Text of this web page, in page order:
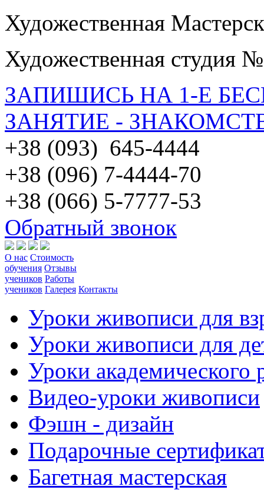
Художественная
Художественная студия
ЗАПИШИСЬ НА 1-Е
ЗАНЯТИЕ -
+38 (093) 645-4444
+38 (096) 7-4444-70
+38 (066) 5-7777-53
Обратный звонок
О нас Стоимость
обучения Отзывы
учеников Работы
учеников Галерея Контакты
Уроки живописи для
Уроки живописи для
Уроки академического
Видео-уроки живописи
Фэшн - дизайн
Подарочные
Багетная мастерская